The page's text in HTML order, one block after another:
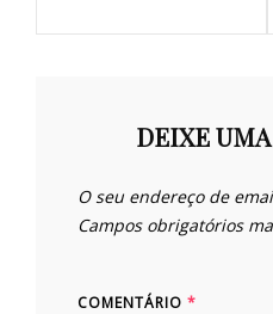
DEIXE
O seu endereço de
Campos obrigatórios
COMENTÁRIO *